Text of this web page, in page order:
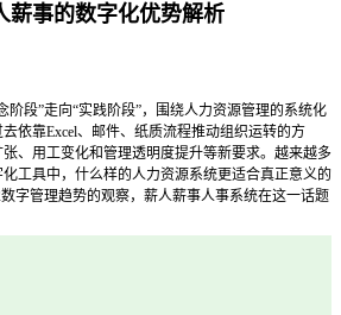
薪事的数字化优势解析
阶段”走向“实践阶段”，围绕人力资源管理的系统化
依靠Excel、邮件、纸质流程推动组织运转的方
、用工变化和管理透明度提升等新要求。越来越多
工具中，什么样的人力资源系统更适合真正意义的
字管理趋势的观察，薪人薪事人事系统在这一话题